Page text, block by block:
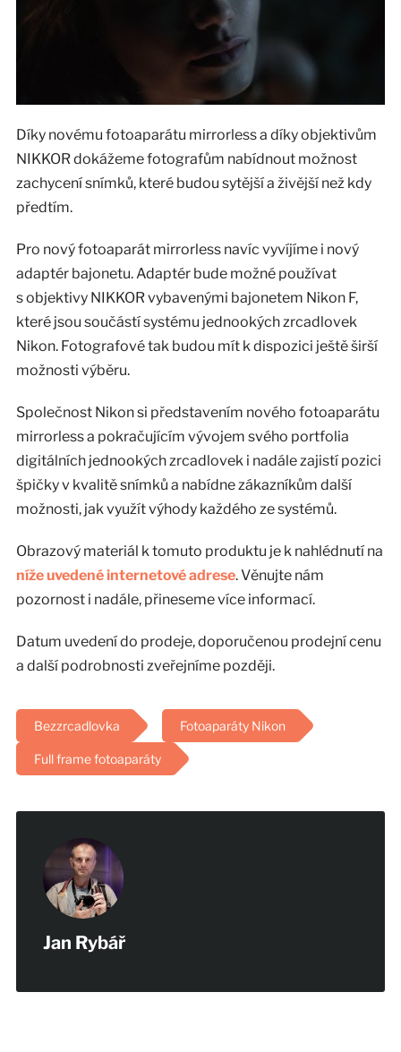
Díky novému fotoaparátu mirrorless a díky objektivům
NIKKOR dokážeme fotografům nabídnout možnost
zachycení snímků, které budou sytější a živější než kdy
předtím.
Pro nový fotoaparát mirrorless navíc vyvíjíme i nový
adaptér bajonetu. Adaptér bude možné používat
s objektivy NIKKOR vybavenými bajonetem Nikon F,
které jsou součástí systému jednookých zrcadlovek
Nikon. Fotografové tak budou mít k dispozici ještě širší
možnosti výběru.
Společnost Nikon si představením nového fotoaparátu
mirrorless a pokračujícím vývojem svého portfolia
digitálních jednookých zrcadlovek i nadále zajistí pozici
špičky v kvalitě snímků a nabídne zákazníkům další
možnosti, jak využít výhody každého ze systémů.
Obrazový materiál k tomuto produktu je k nahlédnutí na
níže uvedené internetové adrese. Věnujte nám
pozornost i nadále, přineseme více informací.
Datum uvedení do prodeje, doporučenou prodejní cenu
a další podrobnosti zveřejníme později.
Bezzrcadlovka Fotoaparáty Nikon
Full frame fotoaparáty
Jan Rybář